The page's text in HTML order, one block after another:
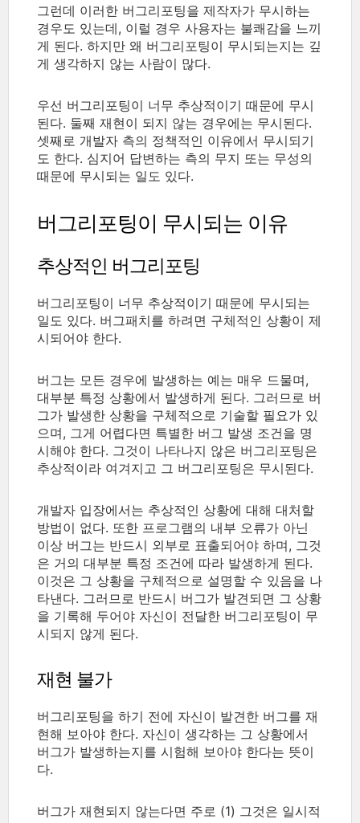
그런데 이러한 버그리포팅을 제작자가 무시하는
경우도 있는데, 이럴 경우 사용자는 불쾌감을 느끼
게 된다. 하지만 왜 버그리포팅이 무시되는지는 깊
게 생각하지 않는 사람이 많다.
우선 버그리포팅이 너무 추상적이기 때문에 무시
된다. 둘째 재현이 되지 않는 경우에는 무시된다.
셋째로 개발자 측의 정책적인 이유에서 무시되기
도 한다. 심지어 답변하는 측의 무지 또는 무성의
때문에 무시되는 일도 있다.
버그리포팅이 무시되는 이유
추상적인 버그리포팅
버그리포팅이 너무 추상적이기 때문에 무시되는
일도 있다. 버그패치를 하려면 구체적인 상황이 제
시되어야 한다.
버그는 모든 경우에 발생하는 예는 매우 드물며,
대부분 특정 상황에서 발생하게 된다. 그러므로 버
그가 발생한 상황을 구체적으로 기술할 필요가 있
으며, 그게 어렵다면 특별한 버그 발생 조건을 명
시해야 한다. 그것이 나타나지 않은 버그리포팅은
추상적이라 여겨지고 그 버그리포팅은 무시된다.
개발자 입장에서는 추상적인 상황에 대해 대처할
방법이 없다. 또한 프로그램의 내부 오류가 아닌
이상 버그는 반드시 외부로 표출되어야 하며, 그것
은 거의 대부분 특정 조건에 따라 발생하게 된다.
이것은 그 상황을 구체적으로 설명할 수 있음을 나
타낸다. 그러므로 반드시 버그가 발견되면 그 상황
을 기록해 두어야 자신이 전달한 버그리포팅이 무
시되지 않게 된다.
재현 불가
버그리포팅을 하기 전에 자신이 발견한 버그를 재
현해 보아야 한다. 자신이 생각하는 그 상황에서
버그가 발생하는지를 시험해 보아야 한다는 뜻이
다.
버그가 재현되지 않는다면 주로 (1) 그것은 일시적